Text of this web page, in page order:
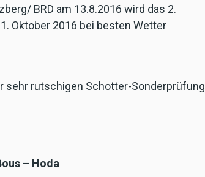
BRD am 13.8.2016 wird das 2.
Oktober 2016 bei besten Wetter
sehr rutschigen Schotter-Sonderprüfung
– Hoda